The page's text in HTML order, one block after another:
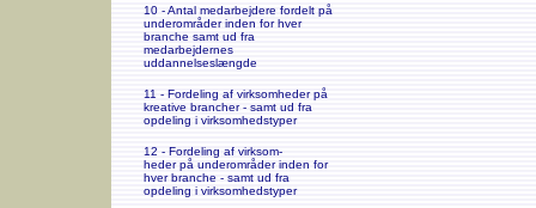
10 - Antal medarbejdere fordelt på
underområder inden for hver
branche samt ud fra
medarbejdernes
uddannelseslængde
11 - Fordeling af virksomheder på
kreative brancher - samt ud fra
opdeling i virksomhedstyper
12 - Fordeling af virksom-
heder på underområder inden for
hver branche - samt ud fra
opdeling i virksomhedstyper